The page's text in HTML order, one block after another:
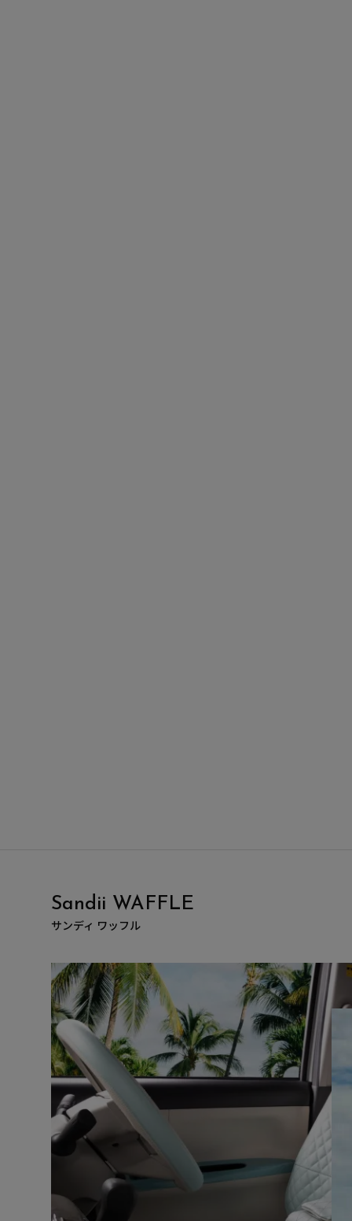
Sandii WAFFLE
サンディ ワッフル